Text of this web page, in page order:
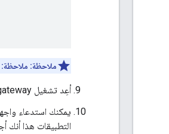
ملاحظة: ملاحظة:
أعِد تشغيل Edge Microgateway.
التطبيقات هذا أنك